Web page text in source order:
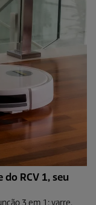
RCV 1, seu
3 em 1: varre.